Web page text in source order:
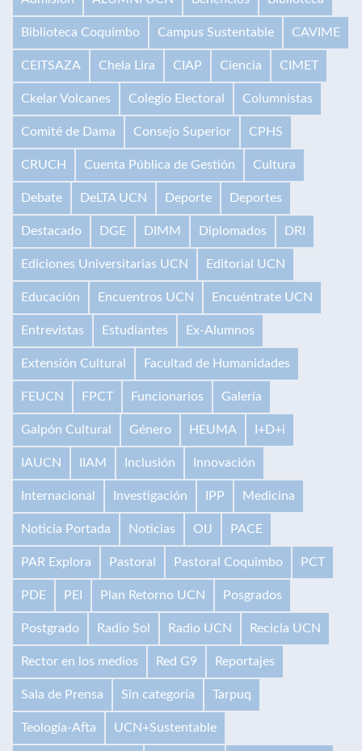
Biblioteca Coquimbo Campus Sustentable CAVIME
CEITSAZA Chela Lira CIAP Ciencia CIMET
Ckelar Volcanes Colegio Electoral Columnistas
Comité de Dama Consejo Superior CPHS
CRUCH Cuenta Pública de Gestión Cultura
Debate DeLTA UCN Deporte Deportes
Destacado DGE DIMM Diplomados DRI
Ediciones Universitarias UCN Editorial UCN
Educación Encuentros UCN Encuéntrate UCN
Entrevistas Estudiantes Ex-Alumnos
Extensión Cultural Facultad de Humanidades
FEUCN FPCT Funcionarios Galería
Galpón Cultural Género HEUMA I+D+i
IAUCN IIAM Inclusión Innovación
Internacional Investigación IPP Medicina
Noticia Portada Noticias OIJ PACE
PAR Explora Pastoral Pastoral Coquimbo PCT
PDE PEI Plan Retorno UCN Posgrados
Postgrado Radio Sol Radio UCN Recicla UCN
Rector en los medios Red G9 Reportajes
Sala de Prensa Sin categoría Tarpuq
Teología-Afta UCN+Sustentable